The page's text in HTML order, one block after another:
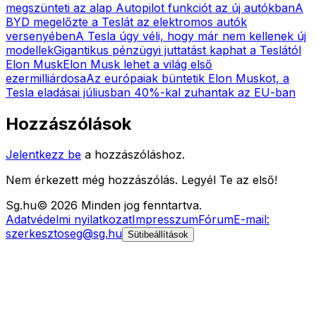
megszünteti az alap Autopilot funkciót az új autókbanA
BYD megelőzte a Teslát az elektromos autók
versenyébenA Tesla úgy véli, hogy már nem kellenek új
modellekGigantikus pénzügyi juttatást kaphat a Teslától
Elon MuskElon Musk lehet a világ első
ezermilliárdosaAz európaiak büntetik Elon Muskot, a
Tesla eladásai júliusban 40%-kal zuhantak az EU-ban
Hozzászólások
Jelentkezz be a hozzászóláshoz.
Nem érkezett még hozzászólás. Legyél Te az első!
Sg.hu© 2026 Minden jog fenntartva.
Adatvédelmi nyilatkozatImpresszumFórumE-mail:
szerkesztoseg@sg.hu Sütibeállítások